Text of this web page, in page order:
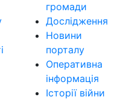
громади
Дослідження
Новини
порталу
Оперативна
інформація
Історії війни